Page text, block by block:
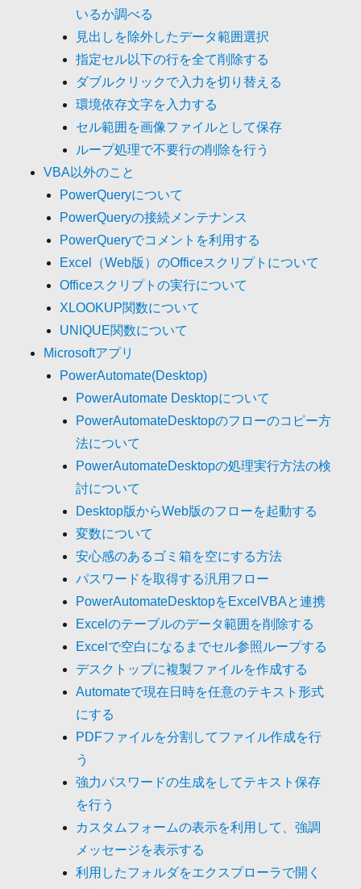
いるか調べる
見出しを除外したデータ範囲選択
指定セル以下の行を全て削除する
ダブルクリックで入力を切り替える
環境依存文字を入力する
セル範囲を画像ファイルとして保存
ループ処理で不要行の削除を行う
VBA以外のこと
PowerQueryについて
PowerQueryの接続メンテナンス
PowerQueryでコメントを利用する
Excel（Web版）のOfficeスクリプトについて
Officeスクリプトの実行について
XLOOKUP関数について
UNIQUE関数について
Microsoftアプリ
PowerAutomate(Desktop)
PowerAutomate Desktopについて
PowerAutomateDesktopのフローのコピー方
法について
PowerAutomateDesktopの処理実行方法の検
討について
Desktop版からWeb版のフローを起動する
変数について
安心感のあるゴミ箱を空にする方法
パスワードを取得する汎用フロー
PowerAutomateDesktopをExcelVBAと連携
Excelのテーブルのデータ範囲を削除する
Excelで空白になるまでセル参照ループする
デスクトップに複製ファイルを作成する
Automateで現在日時を任意のテキスト形式
にする
PDFファイルを分割してファイル作成を行
う
強力パスワードの生成をしてテキスト保存
を行う
カスタムフォームの表示を利用して、強調
メッセージを表示する
利用したフォルダをエクスプローラで開く